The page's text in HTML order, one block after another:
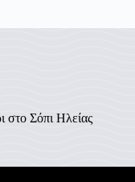
στο Σόπι Ηλείας